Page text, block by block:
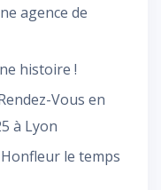
agence de
histoire !
Vous en
à Lyon
le temps